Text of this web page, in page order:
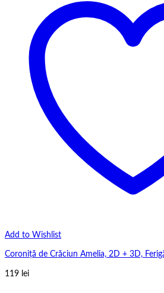
Add to Wishlist
Coroniță de Crăciun Amelia, 2D + 3D,
119 lei